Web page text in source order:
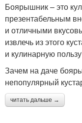
Боярышник – это
презентабельным
и отличными
извлечь из этого
и кулинарную
Зачем на даче
непопулярный
читать дальше →